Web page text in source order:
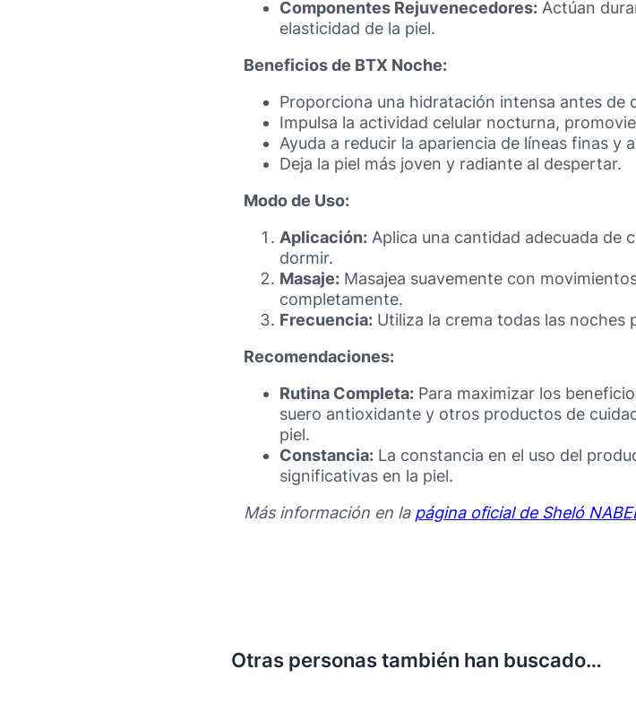
Componentes Rejuvenecedores: Actúan
elasticidad de la piel.
Beneficios de BTX Noche:
Proporciona una hidratación intensa antes de
Impulsa la actividad celular nocturna,
Ayuda a reducir la apariencia de líneas finas y
Deja la piel más joven y radiante al despertar.
Modo de Uso:
Aplicación: Aplica una cantidad adecuada de
dormir.
Masaje: Masajea suavemente con
completamente.
Frecuencia: Utiliza la crema todas las noches
Recomendaciones:
Rutina Completa: Para maximizar los
suero antioxidante y otros productos de
piel.
Constancia: La constancia en el uso del
significativas en la piel.
Más información en la página oficial de Sheló
Otras personas también han buscado…